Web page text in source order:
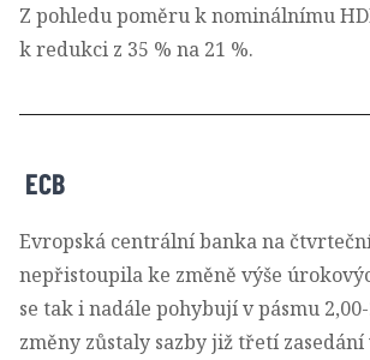
Z pohledu poměru k nominálnímu
k redukci z 35 % na 21 %.
ECB
Evropská centrální banka na
nepřistoupila ke změně výše
se tak i nadále pohybují v pásmu 2,00-
změny zůstaly sazby již třetí zasedání